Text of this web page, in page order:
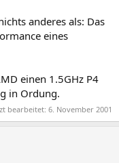
anderes als: Das
eines
einen 1.5GHz P4
in Ordung.
bearbeitet: 6. November 2001